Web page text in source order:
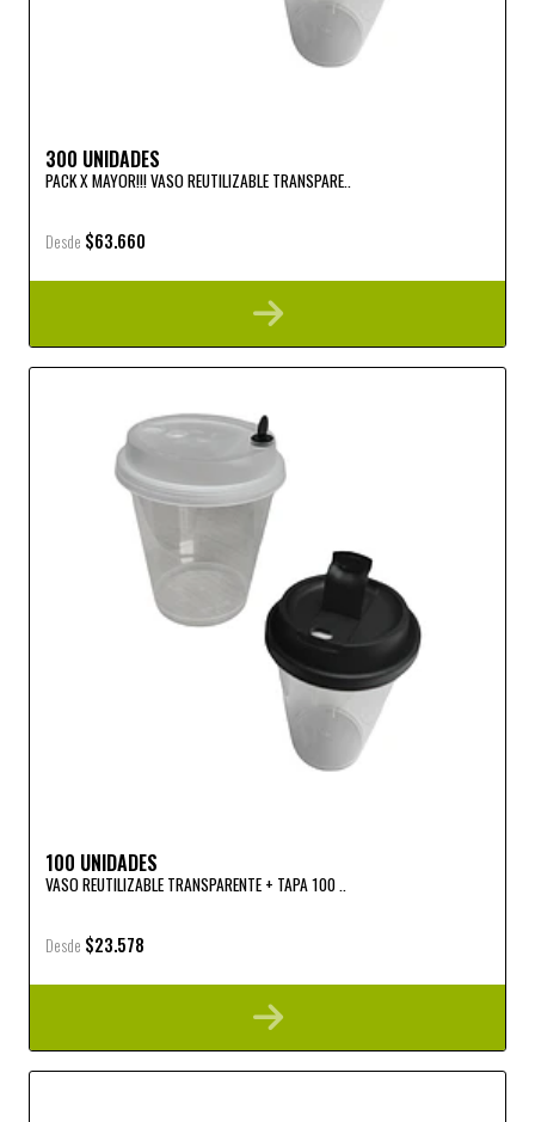
300 UNIDADES
PACK X MAYOR!!! VASO REUTILIZABLE TRANSPARE..
Desde $63.660
100 UNIDADES
VASO REUTILIZABLE TRANSPARENTE + TAPA 100 ..
Desde $23.578